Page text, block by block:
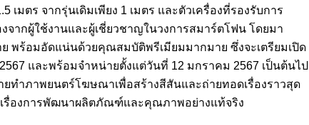
เมตร จากรุ่นเดิมเพียง 1 เมตร และตัวเครื่องที่รองรับการ
จากผู้ใช้งานและผู้เชี่ยวชาญในวงการสมาร์ตโฟน โดยมา
พร้อมอัดแน่นด้วยคุณสมบัติพรีเมียมมากมาย ซึ่งจะเตรียมเปิด
และพร้อมจำหน่ายตั้งแต่วันที่ 12 มกราคม 2567 เป็นต้นไป
ทำภาพยนตร์โฆษณาเพื่อสร้างสีสันและถ่ายทอดเรื่องราวสุด
รื่องการพัฒนาผลิตภัณฑ์และคุณภาพอย่างแท้จริง